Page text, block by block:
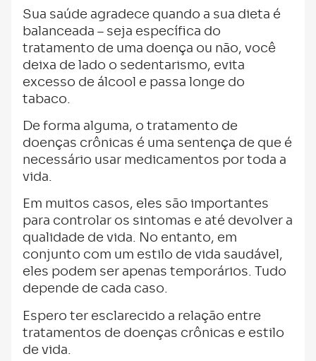
Sua saúde agradece quando a sua dieta é
balanceada – seja específica do
tratamento de uma doença ou não, você
deixa de lado o sedentarismo, evita
excesso de álcool e passa longe do
tabaco.
De forma alguma, o tratamento de
doenças crônicas é uma sentença de que é
necessário usar medicamentos por toda a
vida.
Em muitos casos, eles são importantes
para controlar os sintomas e até devolver a
qualidade de vida. No entanto, em
conjunto com um estilo de vida saudável,
eles podem ser apenas temporários. Tudo
depende de cada caso.
Espero ter esclarecido a relação entre
tratamentos de doenças crônicas e estilo
de vida.